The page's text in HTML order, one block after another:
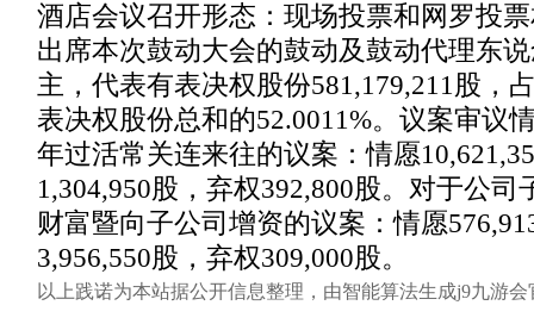
酒店会议召开形态：现场投票和网罗投
出席本次鼓动大会的鼓动及鼓动代理东
主，代表有表决权股份581,179,211股，
表决权股份总和的52.0011%。议案审议
年过活常关连来往的议案：情愿
1,304,950股，弃权392,800股。对于公司
财富暨向子公司增资的议案：情愿
3,956,550股，弃权309,000股。
以上践诺为本站据公开信息整理，由智能算法生成j9九游